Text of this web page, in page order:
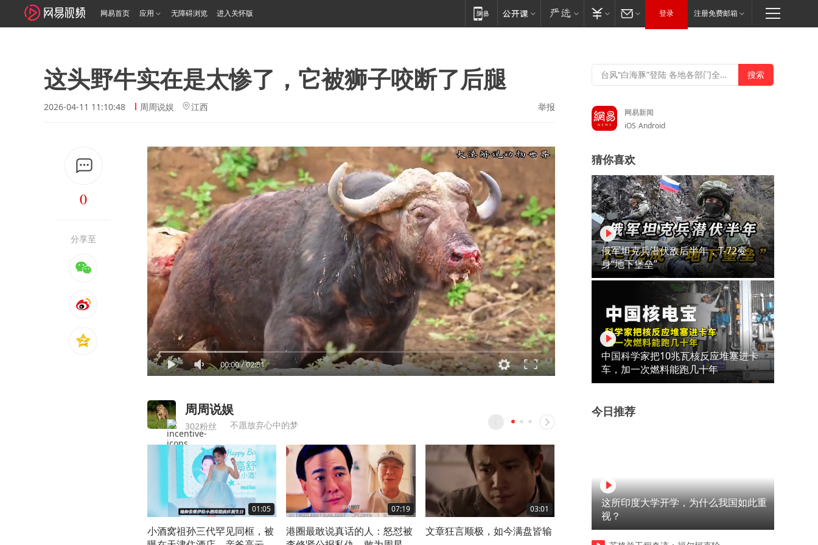
网易首页 应用 无障碍浏览 进入关怀版 登录 注册免费邮箱
这头野牛实在是太惨了，它被狮子咬断了后腿
2026-04-11 11:10:48 周周说娱 江西 举报
0
分享至
00:00/02:51
周周说娱
302粉丝 不愿放弃心中的梦
01:05
小酒窝祖孙三代罕见同框，被
07:19
港圈最敢说真话的人：怒怼被
03:01
文章狂言顺极，如今满盘皆输
09:48
骂穿小品 40 年套路的封神
薛之谦当众硬刚，直接戳穿
网易新闻
iOS Android
猜你喜欢
俄军坦克兵潜伏敌后半年，T-72变
身“地下堡垒”
中国科学家把10兆瓦核反应堆塞进卡
车，加一次燃料能跑几十年
今日推荐
这所印度大学开学，为什么我国如此重
视？